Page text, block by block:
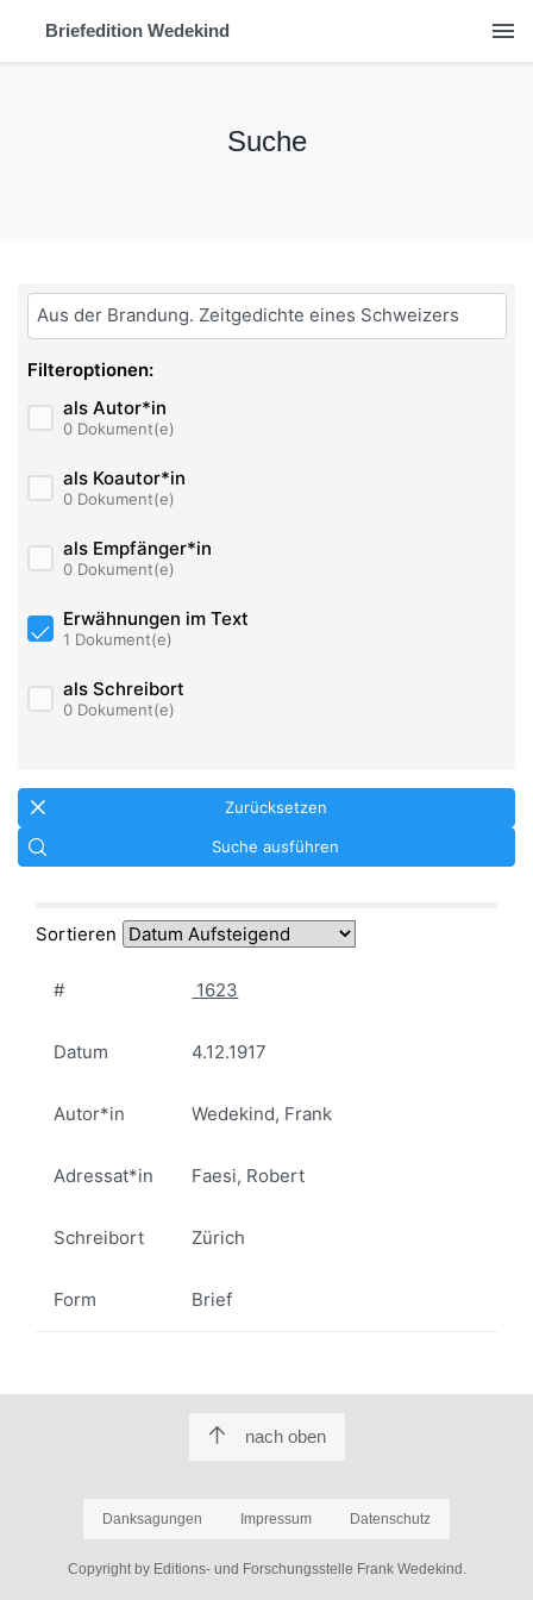
Briefedition Wedekind menu
Suche
Bitte geben Sie hier ihren Suchbegriff ein:
Filteroptionen:
als Autor*in
0 Dokument(e)
als Koautor*in
0 Dokument(e)
als Empfänger*in
0 Dokument(e)
Erwähnungen im Text
1 Dokument(e)
als Schreibort
0 Dokument(e)
Zurücksetzen
Suche ausführen
Sortieren
# 1623
Datum 4.12.1917
Autor*in Wedekind, Frank
Adressat*in Faesi, Robert
Schreibort Zürich
Form Brief
nach oben
Danksagungen Impressum Datenschutz
Copyright by Editions- und Forschungsstelle Frank Wedekind.